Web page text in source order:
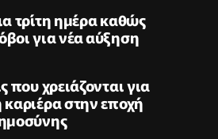
τρίτη ημέρα καθώς
για νέα αύξηση
που χρειάζονται για
καριέρα στην εποχή